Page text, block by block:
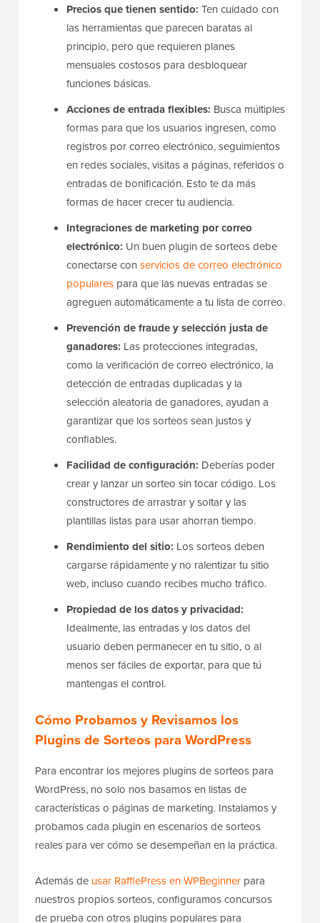
Precios que tienen sentido: Ten cuidado con
las herramientas que parecen baratas al
principio, pero que requieren planes
mensuales costosos para desbloquear
funciones básicas.
Acciones de entrada flexibles: Busca múltiples
formas para que los usuarios ingresen, como
registros por correo electrónico, seguimientos
en redes sociales, visitas a páginas, referidos o
entradas de bonificación. Esto te da más
formas de hacer crecer tu audiencia.
Integraciones de marketing por correo
electrónico: Un buen plugin de sorteos debe
conectarse con servicios de correo electrónico
populares para que las nuevas entradas se
agreguen automáticamente a tu lista de correo.
Prevención de fraude y selección justa de
ganadores: Las protecciones integradas,
como la verificación de correo electrónico, la
detección de entradas duplicadas y la
selección aleatoria de ganadores, ayudan a
garantizar que los sorteos sean justos y
confiables.
Facilidad de configuración: Deberías poder
crear y lanzar un sorteo sin tocar código. Los
constructores de arrastrar y soltar y las
plantillas listas para usar ahorran tiempo.
Rendimiento del sitio: Los sorteos deben
cargarse rápidamente y no ralentizar tu sitio
web, incluso cuando recibes mucho tráfico.
Propiedad de los datos y privacidad:
Idealmente, las entradas y los datos del
usuario deben permanecer en tu sitio, o al
menos ser fáciles de exportar, para que tú
mantengas el control.
Cómo Probamos y Revisamos los
Plugins de Sorteos para WordPress
Para encontrar los mejores plugins de sorteos para
WordPress, no solo nos basamos en listas de
características o páginas de marketing. Instalamos y
probamos cada plugin en escenarios de sorteos
reales para ver cómo se desempeñan en la práctica.
Además de usar RafflePress en WPBeginner para
nuestros propios sorteos, configuramos concursos
de prueba con otros plugins populares para